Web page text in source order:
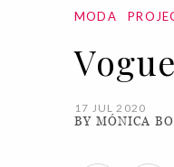
MODA
17 JUL 2020
BY MÓNICA